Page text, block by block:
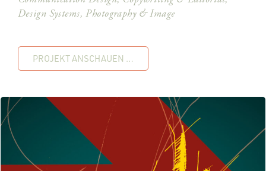
Design Systems, Photography & Image
PROJEKT ANSCHAUEN …